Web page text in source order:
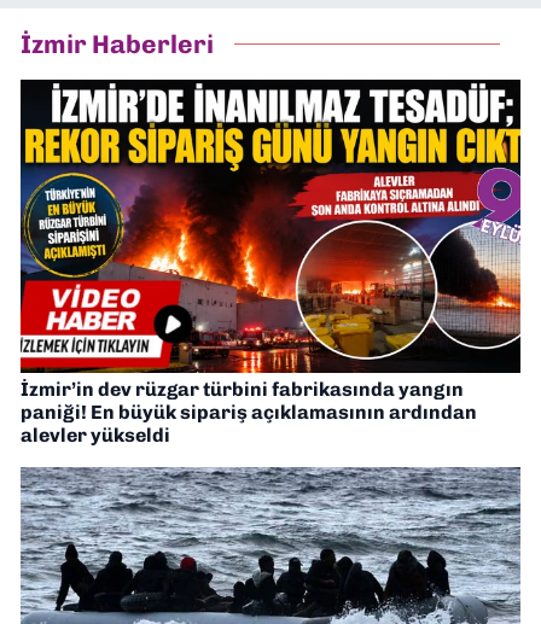
İzmir Haberleri
İzmir’in dev rüzgar türbini fabrikasında yangın
paniği! En büyük sipariş açıklamasının ardından
alevler yükseldi